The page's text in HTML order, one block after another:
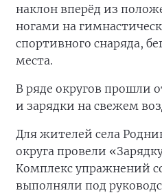
наклон вперёд из
ногами на
спортивного снаряда,
места.
В ряде округов прошли
и зарядки на свежем
Для жителей села
округа провели
Комплекс упражнений
выполняли под